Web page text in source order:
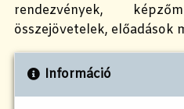
rendezvények,
összejövetelek, előadások
Információ